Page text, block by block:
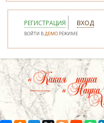
РЕГИСТРАЦИЯ ВХОД
ВОЙТИ ВДЕМО РЕЖИМЕ
«Какая наука
— «Наука